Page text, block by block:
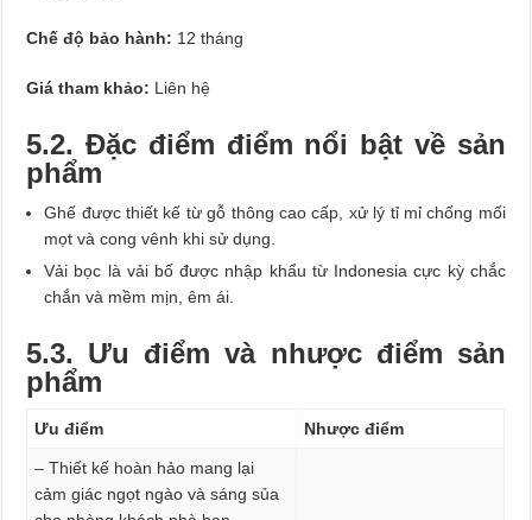
Chế độ bảo hành: 12 tháng
Giá tham khảo: Liên hệ
5.2. Đặc điểm điểm nổi bật về sản
phẩm
Ghế được thiết kế từ gỗ thông cao cấp, xử lý tỉ mỉ chống mối
mọt và cong vênh khi sử dụng.
Vải bọc là vải bố được nhập khẩu từ Indonesia cực kỳ chắc
chắn và mềm mịn, êm ái.
5.3. Ưu điểm và nhược điểm sản
phẩm
Ưu điểm Nhược điểm
– Thiết kế hoàn hảo mang lại
cảm giác ngọt ngào và sáng sủa